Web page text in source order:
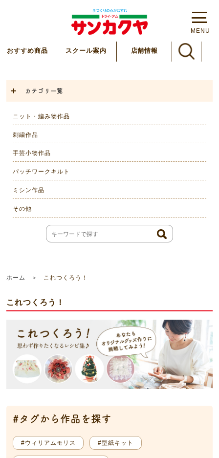
MENU
おすすめ商品 スクール案内 店舗情報
カテゴリ一覧
ニット・編み物作品
刺繍作品
手芸小物作品
パッチワークキルト
ミシン作品
その他
ホーム これつくろう！
これつくろう！
#タグから作品を探す
#ウィリアムモリス #型紙キット